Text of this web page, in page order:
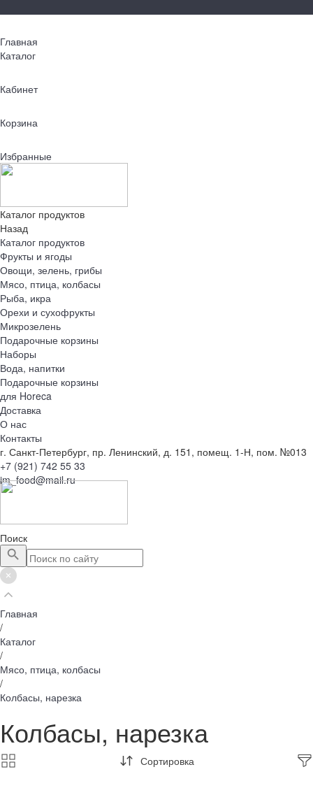
Главная
Каталог
Кабинет
Корзина
Избранные
Каталог продуктов
Назад
Каталог продуктов
Фрукты и ягоды
Овощи, зелень, грибы
Мясо, птица, колбасы
Рыба, икра
Орехи и сухофрукты
Микрозелень
Подарочные корзины
Наборы
Вода, напитки
Подарочные корзины
для Horeca
Доставка
О нас
Контакты
г. Санкт-Петербург, пр. Ленинский, д. 151, помещ. 1-Н, пом. №013
+7 (921) 742 55 33
im_food@mail.ru
Поиск
Главная
/
Каталог
/
Мясо, птица, колбасы
/
Колбасы, нарезка
Колбасы, нарезка
Сортировка